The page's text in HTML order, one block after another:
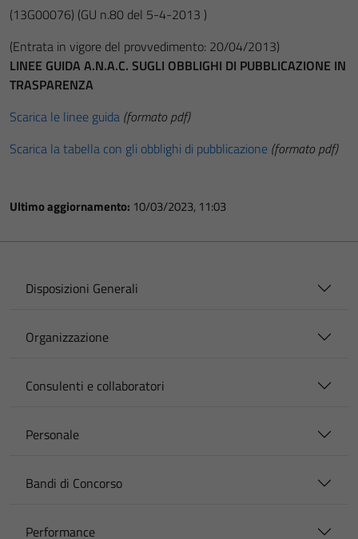
(13G00076) (GU n.80 del 5-4-2013 )
(Entrata in vigore del provvedimento: 20/04/2013)
LINEE GUIDA A.N.A.C. SUGLI OBBLIGHI DI PUBBLICAZIONE IN
TRASPARENZA
Scarica le linee guida (formato pdf)
Scarica la tabella con gli obblighi di pubblicazione (formato pdf)
Ultimo aggiornamento: 10/03/2023, 11:03
Disposizioni Generali
Organizzazione
Consulenti e collaboratori
Personale
Bandi di Concorso
Performance